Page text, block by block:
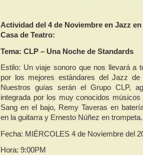
Actividad del 4 de Noviembre en Jazz
Casa de Teatro:
Tema: CLP – Una Noche de Standards
Estilo: Un viaje sonoro que nos llevará a
por los mejores estándares del Jazz
Nuestros guías serán el Grupo CLP,
integrada por los muy conocidos
Sang en el bajo, Remy Taveras en
en la guitarra y Ernesto Núñez en trompeta.
Fecha: MIÉRCOLES 4 de Noviembre del
Hora: 9:00PM